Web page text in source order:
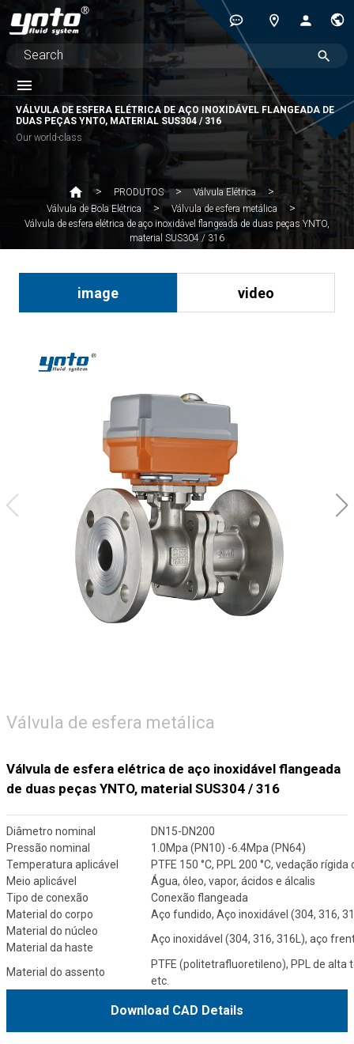
VÁLVULA DE ESFERA ELÉTRICA DE AÇO INOXIDÁVEL FLANGEADA DE
DUAS PEÇAS YNTO, MATERIAL SUS304 / 316
Our world-class
PRODUTOS
Válvula Elétrica
Válvula de Bola Elétrica
Válvula de esfera metálica
Válvula de esfera elétrica de aço inoxidável flangeada de duas peças YNTO,
material SUS304 / 316
image video
Válvula de esfera metálica
Válvula de esfera elétrica de aço inoxidável flangeada
de duas peças YNTO, material SUS304 / 316
Diâmetro nominal
DN15-DN200
Pressão nominal
1.0Mpa (PN10) -6.4Mpa (PN64)
Temperatura aplicável
PTFE 150 °C, PPL 200 °C, vedação
Meio aplicável
Água, óleo, vapor, ácidos e álcalis
Tipo de conexão
Conexão flangeada
Material do corpo
Aço fundido, Aço inoxidável (304, 316,
Material do núcleo
Aço inoxidável (304, 316, 316L), aço
Material da haste
Material do assento
PTFE (politetrafluoretileno), PPL de
etc.
Download CAD Details